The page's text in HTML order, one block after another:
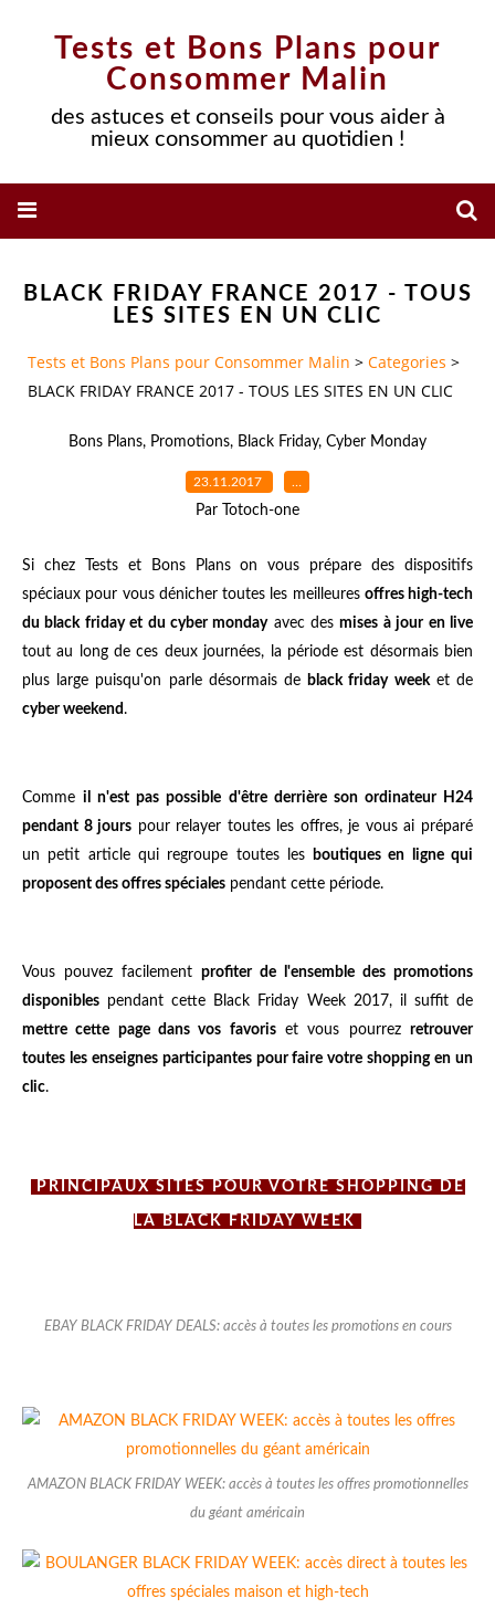
Tests et Bons Plans pour
Consommer Malin
des astuces et conseils pour vous aider à
mieux consommer au quotidien !
BLACK FRIDAY FRANCE 2017 - TOUS
LES SITES EN UN CLIC
Tests et Bons Plans pour Consommer Malin > Categories >
BLACK FRIDAY FRANCE 2017 - TOUS LES SITES EN UN CLIC
Bons Plans, Promotions, Black Friday, Cyber Monday
23.11.2017 …
Par Totoch-one
Si chez Tests et Bons Plans on vous prépare des dispositifs
spéciaux pour vous dénicher toutes les meilleures offres high-tech
du black friday et du cyber mondayavec desmises à jour en live
tout au long de ces deux journées, la période est désormais bien
plus large puisqu'on parle désormais de black friday weeket de
cyber weekend .
Commeil n'est pas possible d'être derrière son ordinateur H24
pendant 8 jours pour relayer toutes les offres, je vous ai préparé
un petit article qui regroupe toutes les
boutiques en ligne qui
proposent des offres spéciales pendant cette période.
Vous pouvez facilement profiter de l'ensemble des promotions
disponibles pendant cette Black Friday Week 2017, il suffit de
mettre cette page dans vos favoriset vous pourrezretrouver
toutes les enseignes participantes pour faire votre shopping en un
clic.
PRINCIPAUX SITES POUR VOTRE SHOPPING DE
LA BLACK FRIDAY WEEK
EBAY BLACK FRIDAY DEALS: accès à toutes les promotions en cours
AMAZON BLACK FRIDAY WEEK: accès à toutes les offres promotionnelles
du géant américain